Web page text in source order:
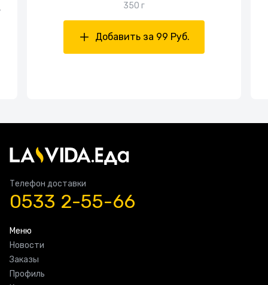
350 г
Добавить за 99 Руб.
Телефон доставки
0533 2-55-66
Меню
Новости
Заказы
Профиль